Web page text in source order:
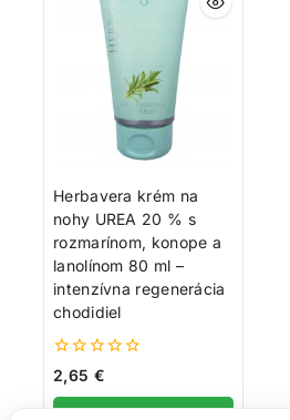
Herbavera krém na
nohy UREA 20 % s
rozmarínom, konope a
lanolínom 80 ml –
intenzívna regenerácia
chodidiel
0
5
2,65 €